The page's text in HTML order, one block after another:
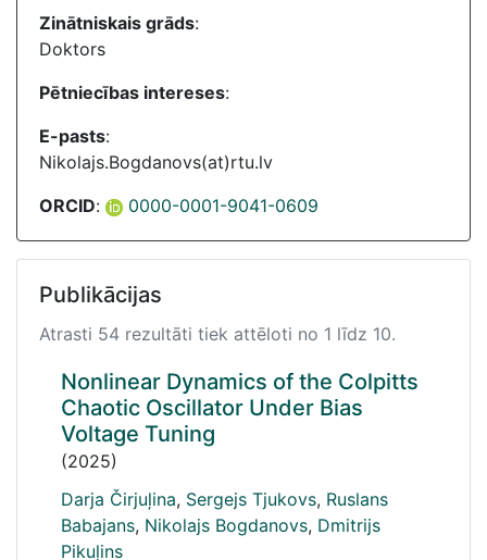
Zinātniskais grāds:
Doktors
Pētniecības intereses:
E-pasts:
Nikolajs.Bogdanovs(at)rtu.lv
ORCID: 0000-0001-9041-0609
Publikācijas
Atrasti 54 rezultāti tiek attēloti no 1 līdz 10.
Nonlinear Dynamics of the Colpitts
Chaotic Oscillator Under Bias
Voltage Tuning
(2025)
Darja Čirjuļina, Sergejs Tjukovs, Ruslans
Babajans, Nikolajs Bogdanovs, Dmitrijs
Pikuļins